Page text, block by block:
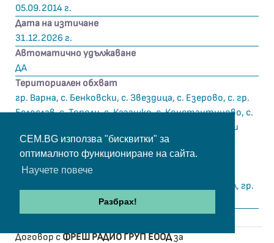
CEM.BG използва "бисквитки" за
оптималното функциониране на сайта.
Научете повече
Разбрах!
05.09.2014 г.
Дата на изтичане
31.12.2026 г.
Автоматично удължаване
ДА
Териториален обхват
гр. Варна, с. Бенковски, с. Звездица, с. Езерово, с. гр.
Белослав, с. Тополи, с. Казашко, с. Константиново, с.
Здравец, с. Страшимирово, с. Разделна, гр. Долни
Чифлик, с. Дъбравино, с. Гроздьово, с. Пчелник, с.
Венелин, с. Цонево, с. Приселци, с. Слънчево, с.
Бозвелийско, с. Партизани,
с. Лопушна, с. Медовец, с. Поляците, гр. Дългопол, гр.
Договор сФРЕШ РАДИО ГРУП ЕООДза